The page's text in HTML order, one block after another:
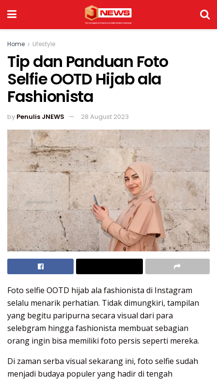
Home Lifestyle
Tip dan Panduan Foto
Selfie OOTD Hijab ala
Fashionista
by Penulis JNEWS 28 August 2023
Foto selfie OOTD hijab ala fashionista di Instagram
selalu menarik perhatian. Tidak dimungkiri, tampilan
yang begitu paripurna secara visual dari para
selebgram hingga fashionista membuat sebagian
orang ingin bisa memiliki foto persis seperti mereka.
Di zaman serba visual sekarang ini, foto selfie sudah
menjadi budaya populer yang hadir di tengah